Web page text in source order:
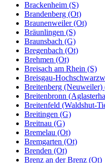
Brackenheim (S)
Brandenberg (Ot)
Braunenweiler (Ot)
Bräunlingen (S)
Braunsbach (G)
Bregenbach (Ot)
Brehmen (Ot)
Breisach am Rhein (S)
Breisgau-
Breitenberg (Neuweiler)
Breitenbronn
Breitenfeld (Waldshut-
Breitingen (G)
Breitnau (G)
Bremelau (Ot)
Bremgarten (Ot)
Brenden (Ot)
Brenz an der Brenz (Ot)